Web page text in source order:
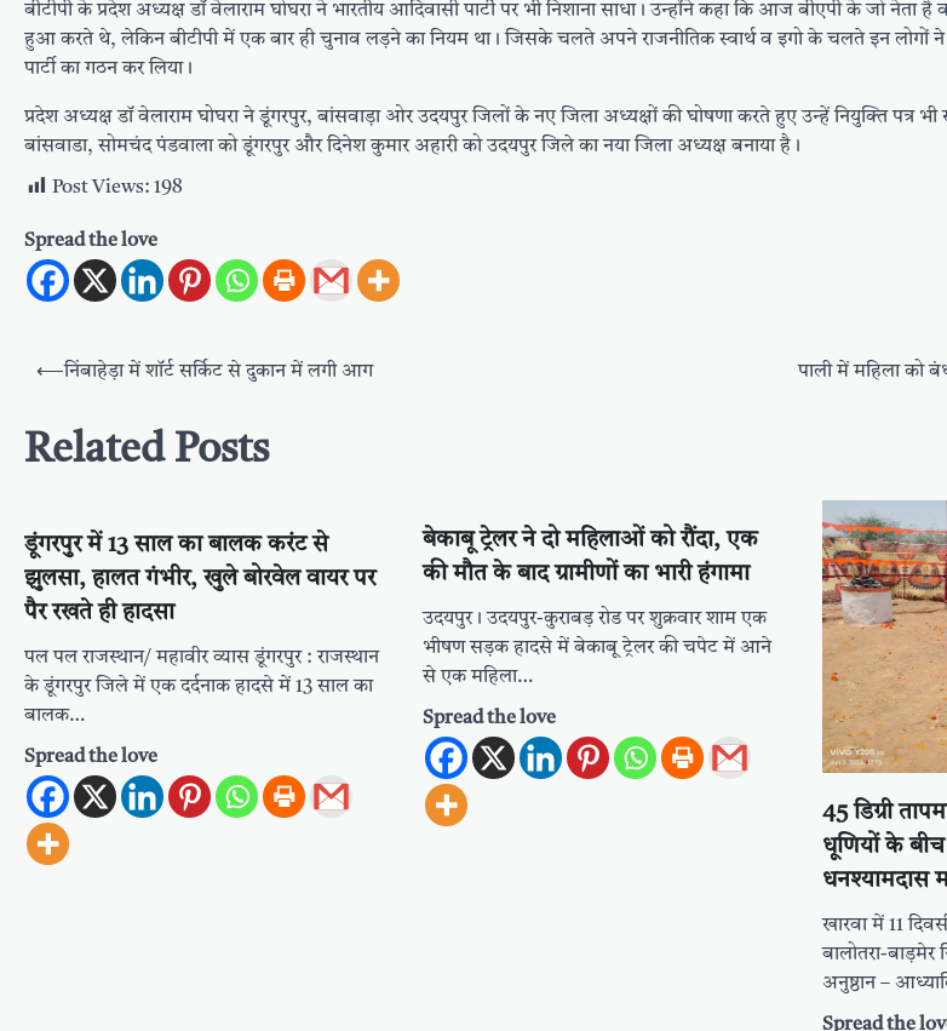
बीटीपी के प्रदेश अध्यक्ष डॉ वेलाराम घोघरा ने भारतीय आदिवासी पार्टी पर भी निशाना साधा। उन्होंने कहा कि आज बीएपी के जो नेता है
हुआ करते थे, लेकिन बीटीपी में एक बार ही चुनाव लड़ने का नियम था। जिसके चलते अपने राजनीतिक स्वार्थ व इगो के चलते इन लोगों ने
पार्टी का गठन कर लिया।
प्रदेश अध्यक्ष डॉ वेलाराम घोघरा ने डूंगरपुर, बांसवाड़ा ओर उदयपुर जिलों के नए जिला अध्यक्षों की घोषणा करते हुए उन्हें नियुक्ति पत्र
बांसवाडा, सोमचंद पंडवाला को डूंगरपुर और दिनेश कुमार अहारी को उदयपुर जिले का नया जिला अध्यक्ष बनाया है।
Post Views: 198
Spread the love
Post
⟵निंबाहेड़ा में शॉर्ट सर्किट से दुकान में लगी आग पाली में महिला को
Related Posts
डूंगरपुर में 13 साल का बालक करंट से
झुलसा, हालत गंभीर, खुले बोरवेल वायर पर
पैर रखते ही हादसा
पल पल राजस्थान/ महावीर व्यास डूंगरपुर : राजस्थान
के डूंगरपुर जिले में एक दर्दनाक हादसे में 13 साल का
बालक…
Spread the love
बेकाबू ट्रेलर ने दो महिलाओं को रौंदा, एक
की मौत के बाद ग्रामीणों का भारी हंगामा
उदयपुर। उदयपुर-कुराबड़ रोड पर शुक्रवार शाम एक
भीषण सड़क हादसे में बेकाबू ट्रेलर की चपेट में आने
से एक महिला…
Spread the love
45 डिग्री
धूणियों के बीच
धनश्यामदास
खारवा में 11
बालोतरा-बाड़मेर
अनुष्ठान –
Spread the